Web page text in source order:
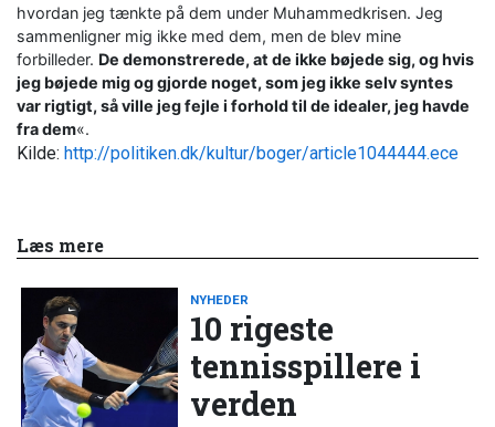
hvordan jeg tænkte på dem under Muhammedkrisen. Jeg
sammenligner mig ikke med dem, men de blev mine
forbilleder. De demonstrerede, at de ikke bøjede sig, og hvis
jeg bøjede mig og gjorde noget, som jeg ikke selv syntes
var rigtigt, så ville jeg fejle i forhold til de idealer, jeg havde
fra dem«.
Kilde: http://politiken.dk/kultur/boger/article1044444.ece
Læs mere
NYHEDER
10 rigeste
tennisspillere i
verden